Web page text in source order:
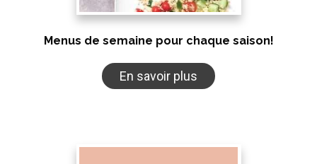
Menus de semaine pour chaque saison!
En savoir plus